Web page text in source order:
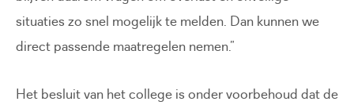
situaties zo snel mogelijk te melden. Dan kunnen we
direct passende maatregelen nemen.”
Het besluit van het college is onder voorbehoud dat de